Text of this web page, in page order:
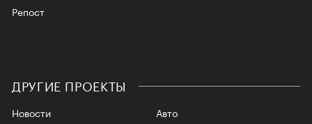
Репост
ДРУГИЕ ПРОЕКТЫ
Новости
Авто